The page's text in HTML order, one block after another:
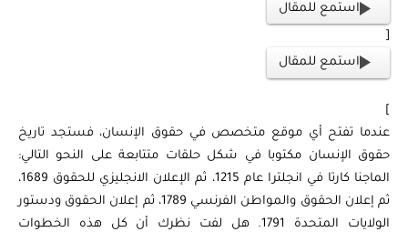
استمع للمقال
استمع للمقال
عندما تفتح أي موقع متخصص في حقوق الإنسان، فستجد تاريخ
حقوق الإنسان مكتوبا في شكل حلقات متتابعة على النحو التالي:
الماجنا كارتا في انجلترا عام 1215، ثم الإعلان الانجليزي للحقوق 1689،
ثم إعلان الحقوق والمواطن الفرنسي 1789، ثم إعلان الحقوق ودستور
الولايات المتحدة 1791. هل لفت نظرك أن كل هذه الخطوات